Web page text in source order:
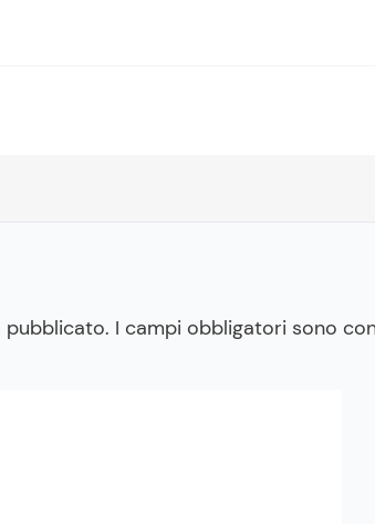
pubblicato. I campi obbligatori sono